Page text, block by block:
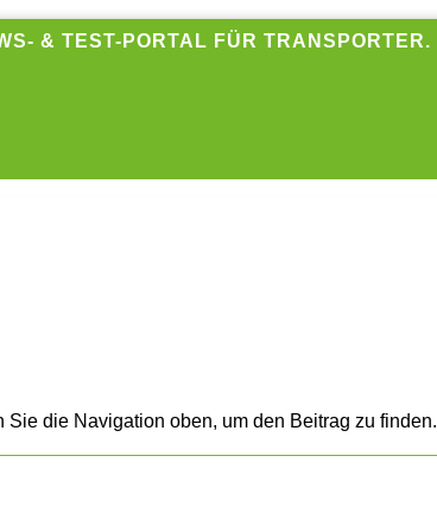
& TEST-PORTAL FÜR TRANSPORTER.
die Navigation oben, um den Beitrag zu finden.